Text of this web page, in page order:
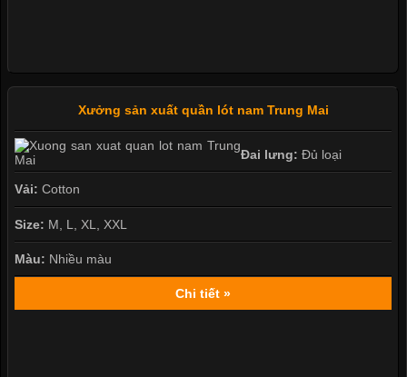
Xưởng sản xuất quần lót nam Trung Mai
Đai lưng: Đủ loại
Vải: Cotton
Size: M, L, XL, XXL
Màu: Nhiều màu
Chi tiết »